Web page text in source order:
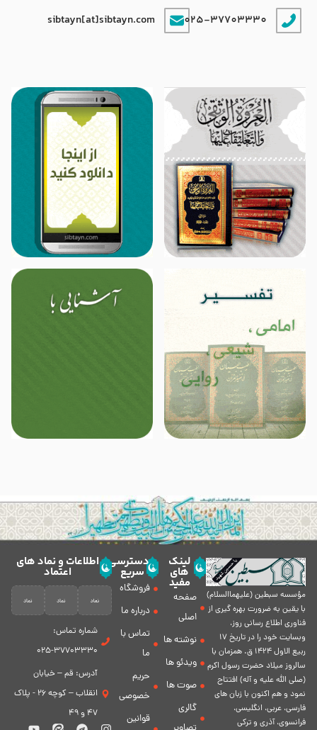
025-37703330
sibtayn[at]sibtayn.com
مؤسسه سبطين (عليهماالسلام)
با يقين به ضرورت بهره گیرى از
فناورى اطلاع رسانى روز،
وبسایت خود را در تاريخ 17
ربيع الاول 1424 ق. همزمان با
سالروز ميلاد حضرت رسول اكرم
(صلی الله علیه و آله) افتتاح
نمود و هم اكنون با زبان های
فارسی، عربى، انگلیسی،
فرانسوی، آذری و ترکی
لینک
های
مفید
صفحه
اصلی
نوشته ها
ویدئو ها
صوت ها
گالری
دسترسی
سریع
فروشگاه
درباره ما
تماس با
ما
حریم
خصوصی
قوانین
اطلاعات و نماد های
اعتماد
شماره تماس:
37703330-025
آدرس: قم – خیابان
انقلاب – کوچه 26 - پلاک
47 و 49